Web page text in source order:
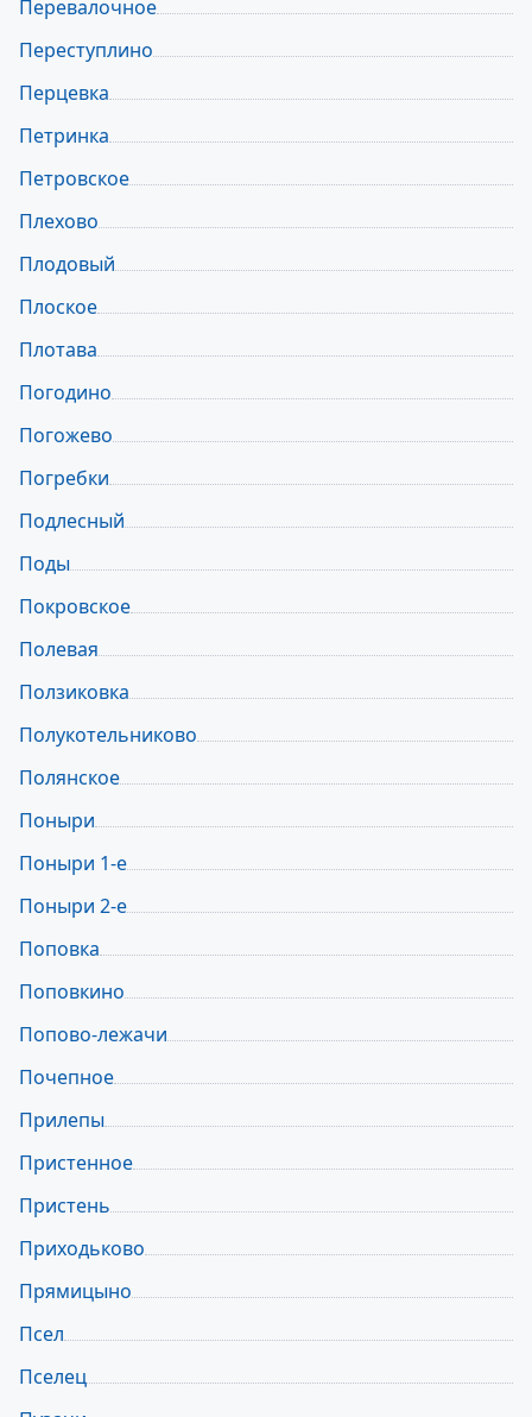
Перевалочное
Переступлино
Перцевка
Петринка
Петровское
Плехово
Плодовый
Плоское
Плотава
Погодино
Погожево
Погребки
Подлесный
Поды
Покровское
Полевая
Ползиковка
Полукотельниково
Полянское
Поныри
Поныри 1-е
Поныри 2-е
Поповка
Поповкино
Попово-лежачи
Почепное
Прилепы
Пристенное
Пристень
Приходьково
Прямицыно
Псел
Пселец